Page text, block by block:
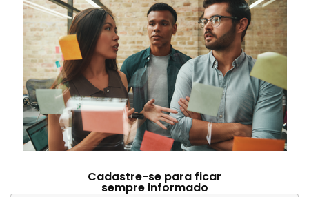
Cadastre-se para ficar
sempre informado